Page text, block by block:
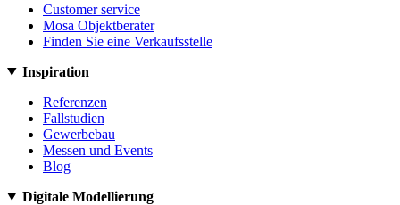
Customer service
Mosa Objektberater
Finden Sie eine Verkaufsstelle
Inspiration
Referenzen
Fallstudien
Gewerbebau
Messen und Events
Blog
Digitale Modellierung